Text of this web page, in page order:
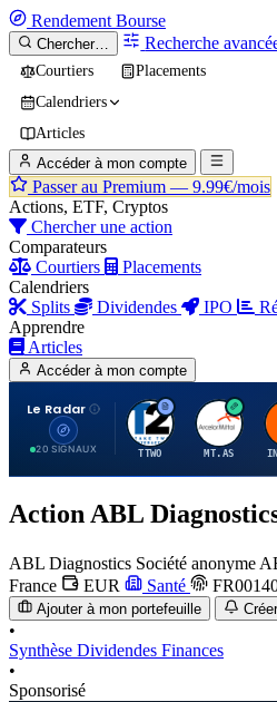
Rendement Bourse
Chercher… Recherche
Courtiers
Placements
Calendriers
Articles
Accéder à mon compte
Passer au Premium — 9.99€/mois
Actions, ETF, Cryptos
Chercher une action
Comparateurs
Courtiers
Placements
Calendriers
Splits
Dividendes IPO
Apprendre
Articles
Accéder à mon compte
Le Radar
20 SIGNAUX
T
TTWO
A
MT.AS
Action ABL
ABL Diagnostics Société anonyme
France
EUR Santé
Ajouter à mon portefeuille
•
Synthèse Dividendes Finances
•
Sponsorisé